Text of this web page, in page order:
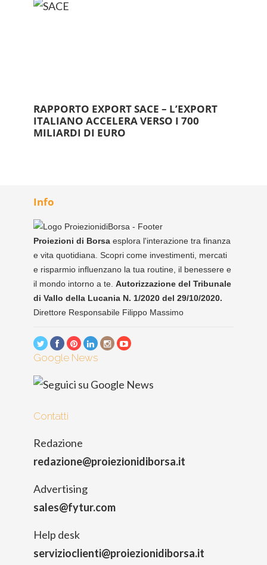
RAPPORTO EXPORT SACE – L’EXPORT
ITALIANO ACCELERA VERSO I 700
MILIARDI DI EURO
Info
Proiezioni di Borsa esplora l'interazione tra finanza
e vita quotidiana. Scopri come investimenti, mercati
e risparmio influenzano la tua routine, il benessere e
il mondo intorno a te. Autorizzazione del Tribunale
di Vallo della Lucania N. 1/2020 del 29/10/2020.
Direttore Responsabile Filippo Massimo
Google News
Contatti
Redazione
redazione@proiezionidiborsa.it
Advertising
sales@fytur.com
Help desk
servizioclienti@proiezionidiborsa.it